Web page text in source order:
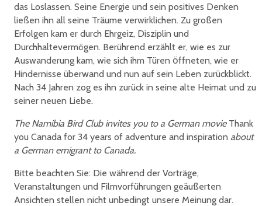
das Loslassen. Seine Energie und sein positives Denken
ließen ihn all seine Träume verwirklichen. Zu großen
Erfolgen kam er durch Ehrgeiz, Disziplin und
Durchhaltevermögen. Berührend erzählt er, wie es zur
Auswanderung kam, wie sich ihm Türen ӧffneten, wie er
Hindernisse überwand und nun auf sein Leben zurückblickt.
Nach 34 Jahren zog es ihn zurück in seine alte Heimat und zu
seiner neuen Liebe.
The Namibia Bird Club invites you to a German movie Thank
you Canada for 34 years of adventure and inspiration about
a German emigrant to Canada.
Bitte beachten Sie: Die während der Vorträge,
Veranstaltungen und Filmvorführungen geäußerten
Ansichten stellen nicht unbedingt unsere Meinung dar.